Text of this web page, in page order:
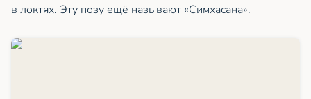
в локтях. Эту позу ещё называют «Симхасана».